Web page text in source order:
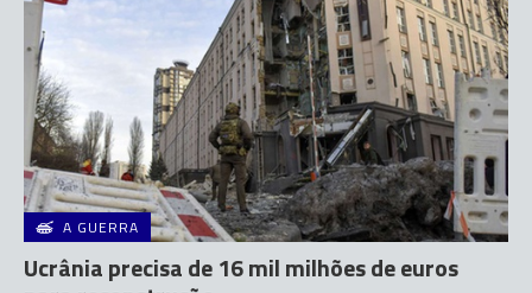
A GUERRA
Ucrânia precisa de 16 mil milhões de euros